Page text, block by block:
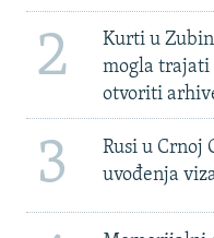
2
Kurti u
mogla trajati
otvoriti
3
Rusi u Crnoj
uvođenja